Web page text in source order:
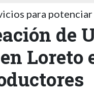
para
de
Loreto